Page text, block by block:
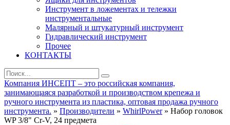
Инструмент в ложементах и тележки
инструментальные
Малярный и штукатурный инструмент
Гидравлический инструмент
Прочее
КОНТАКТЫ
Компания ИНСЕПТ – это российская компания,
занимающаяся разработкой и производством крепежа и
ручного инструмента из пластика, оптовая продажа ручного
инструмента. » Производители » WhirlPower» Набор головок
WP 3/8" Cr-V, 24 предметa